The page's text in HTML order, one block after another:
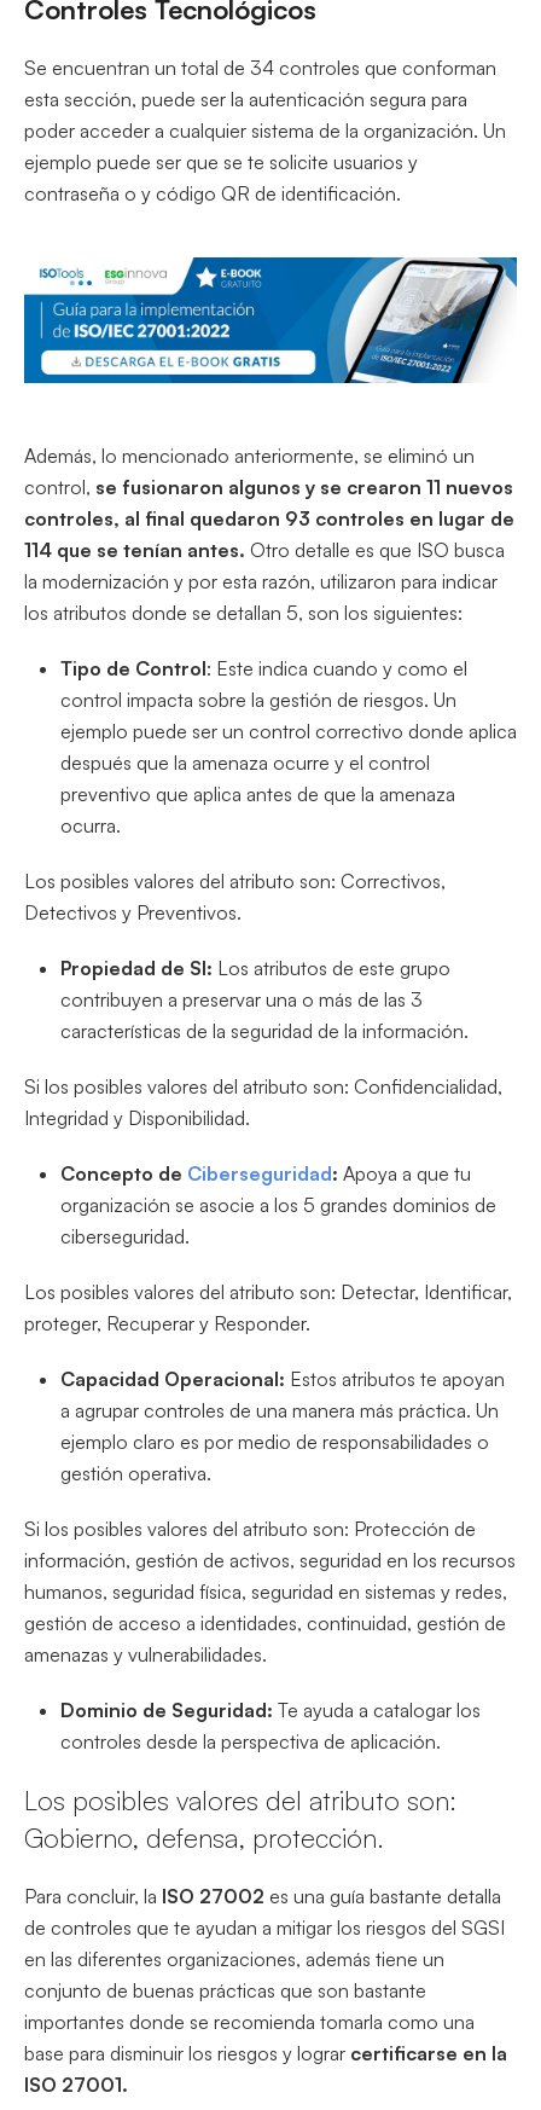
Controles Tecnológicos
Se encuentran un total de 34 controles que conforman
esta sección, puede ser la autenticación segura para
poder acceder a cualquier sistema de la organización. Un
ejemplo puede ser que se te solicite usuarios y
contraseña o y código QR de identificación.
Además, lo mencionado anteriormente, se eliminó un
control, se fusionaron algunos y se crearon 11 nuevos
controles, al final quedaron 93 controles en lugar de
114 que se tenían antes. Otro detalle es que ISO busca
la modernización y por esta razón, utilizaron para indicar
los atributos donde se detallan 5, son los siguientes:
Tipo de Control: Este indica cuando y como el
control impacta sobre la gestión de riesgos. Un
ejemplo puede ser un control correctivo donde aplica
después que la amenaza ocurre y el control
preventivo que aplica antes de que la amenaza
ocurra.
Los posibles valores del atributo son: Correctivos,
Detectivos y Preventivos.
Propiedad de SI: Los atributos de este grupo
contribuyen a preservar una o más de las 3
características de la seguridad de la información.
Si los posibles valores del atributo son: Confidencialidad,
Integridad y Disponibilidad.
Concepto de Ciberseguridad: Apoya a que tu
organización se asocie a los 5 grandes dominios de
ciberseguridad.
Los posibles valores del atributo son: Detectar, Identificar,
proteger, Recuperar y Responder.
Capacidad Operacional: Estos atributos te apoyan
a agrupar controles de una manera más práctica. Un
ejemplo claro es por medio de responsabilidades o
gestión operativa.
Si los posibles valores del atributo son: Protección de
información, gestión de activos, seguridad en los recursos
humanos, seguridad física, seguridad en sistemas y redes,
gestión de acceso a identidades, continuidad, gestión de
amenazas y vulnerabilidades.
Dominio de Seguridad: Te ayuda a catalogar los
controles desde la perspectiva de aplicación.
Los posibles valores del atributo son:
Gobierno, defensa, protección.
Para concluir, la ISO 27002 es una guía bastante detalla
de controles que te ayudan a mitigar los riesgos del SGSI
en las diferentes organizaciones, además tiene un
conjunto de buenas prácticas que son bastante
importantes donde se recomienda tomarla como una
base para disminuir los riesgos y lograr certificarse en la
ISO 27001.